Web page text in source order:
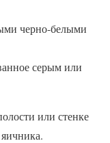
черно-белыми
серым или
или стенке